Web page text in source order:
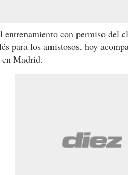
entrenamiento con permiso del
para los amistosos, hoy
Madrid.